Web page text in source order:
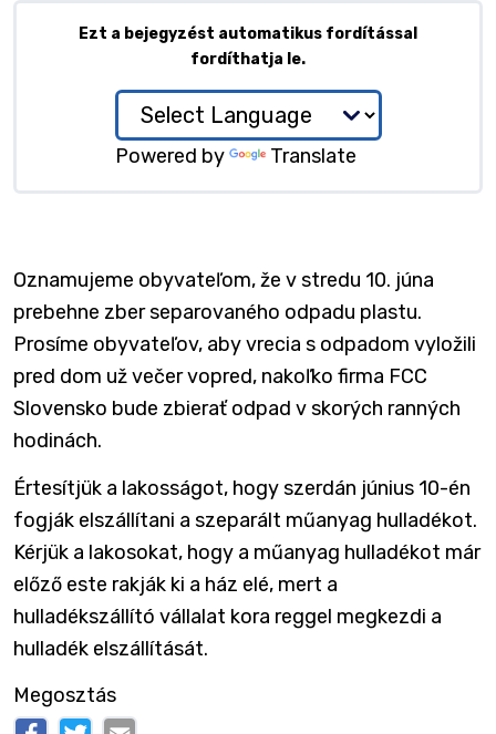
Ezt a bejegyzést automatikus fordítással
fordíthatja le.
Powered by Translate
Oznamujeme obyvateľom, že v stredu 10. júna
prebehne zber separovaného odpadu plastu.
Prosíme obyvateľov, aby vrecia s odpadom vyložili
pred dom už večer vopred, nakoľko firma FCC
Slovensko bude zbierať odpad v skorých ranných
hodinách.
Értesítjük a lakosságot, hogy szerdán június 10-én
fogják elszállítani a szeparált műanyag hulladékot.
Kérjük a lakosokat, hogy a műanyag hulladékot már
előző este rakják ki a ház elé, mert a
hulladékszállító vállalat kora reggel megkezdi a
hulladék elszállítását.
Megosztás